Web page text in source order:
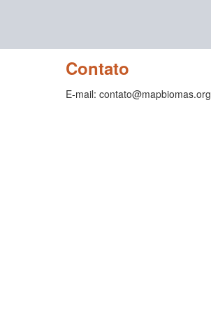
Contato
E-mail: contato@mapbiomas.org